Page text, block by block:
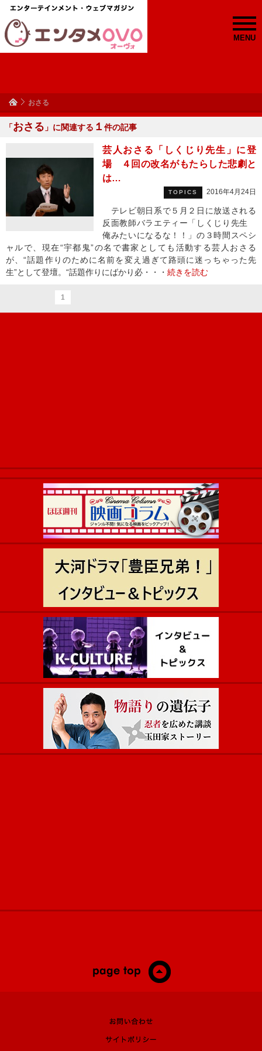
MENU
おさる
「おさる 」に関連する １ 件の記事
芸人おさる「しくじり先生」に登
場 ４回の改名がもたらした悲劇と
は…
TOPICS 2016年4月24日
テレビ朝日系で５月２日に放送される
反面教師バラエティー「しくじり先生
俺みたいになるな！！」の３時間スペシ
ャルで、現在“宇都鬼”の名で書家としても活動する芸人おさる
が、“話題作りのために名前を変え過ぎて路頭に迷っちゃった先
生”として登壇。“話題作りにばかり必・・・ 続きを読む
1